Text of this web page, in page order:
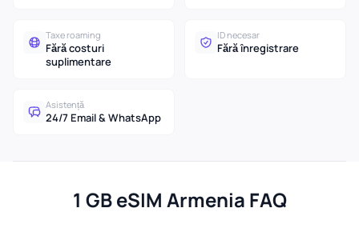
Taxe roaming
Fără costuri
suplimentare
ID necesar
Fără înregistrare
Asistență
24/7 Email & WhatsApp
1 GB eSIM Armenia FAQ